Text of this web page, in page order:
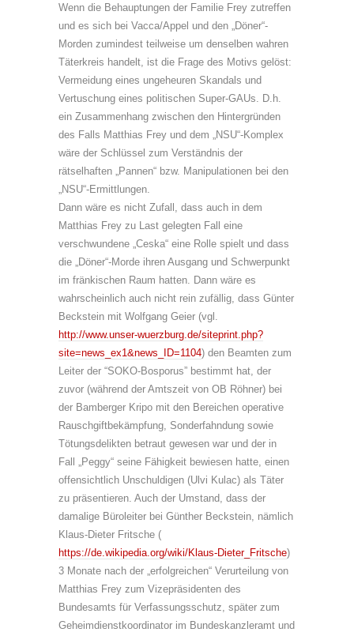
Wenn die Behauptungen der Familie Frey zutreffen
und es sich bei Vacca/Appel und den „Döner“-
Morden zumindest teilweise um denselben wahren
Täterkreis handelt, ist die Frage des Motivs gelöst:
Vermeidung eines ungeheuren Skandals und
Vertuschung eines politischen Super-GAUs. D.h.
ein Zusammenhang zwischen den Hintergründen
des Falls Matthias Frey und dem „NSU“-Komplex
wäre der Schlüssel zum Verständnis der
rätselhaften „Pannen“ bzw. Manipulationen bei den
„NSU“-Ermittlungen.
Dann wäre es nicht Zufall, dass auch in dem
Matthias Frey zu Last gelegten Fall eine
verschwundene „Ceska“ eine Rolle spielt und dass
die „Döner“-Morde ihren Ausgang und Schwerpunkt
im fränkischen Raum hatten. Dann wäre es
wahrscheinlich auch nicht rein zufällig, dass Günter
Beckstein mit Wolfgang Geier (vgl.
http://www.unser-wuerzburg.de/siteprint.php?
site=news_ex1&news_ID=1104) den Beamten zum
Leiter der “SOKO-Bosporus” bestimmt hat, der
zuvor (während der Amtszeit von OB Röhner) bei
der Bamberger Kripo mit den Bereichen operative
Rauschgiftbekämpfung, Sonderfahndung sowie
Tötungsdelikten betraut gewesen war und der in
Fall „Peggy“ seine Fähigkeit bewiesen hatte, einen
offensichtlich Unschuldigen (Ulvi Kulac) als Täter
zu präsentieren. Auch der Umstand, dass der
damalige Büroleiter bei Günther Beckstein, nämlich
Klaus-Dieter Fritsche (
https://de.wikipedia.org/wiki/Klaus-Dieter_Fritsche)
3 Monate nach der „erfolgreichen“ Verurteilung von
Matthias Frey zum Vizepräsidenten des
Bundesamts für Verfassungsschutz, später zum
Geheimdienstkoordinator im Bundeskanzleramt und